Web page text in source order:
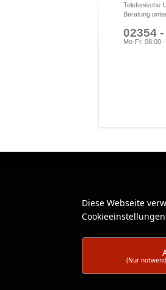
Telefonische
Beratung
02354
Mo-Fr, 08:00
Diese Webseite
(Nur